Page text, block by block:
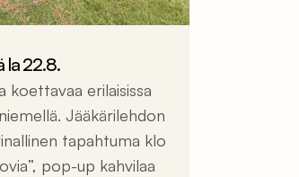
la 22.8.
koettavaa erilaisissa
Jääkärilehdon
tapahtuma klo
pop-up kahvilaa